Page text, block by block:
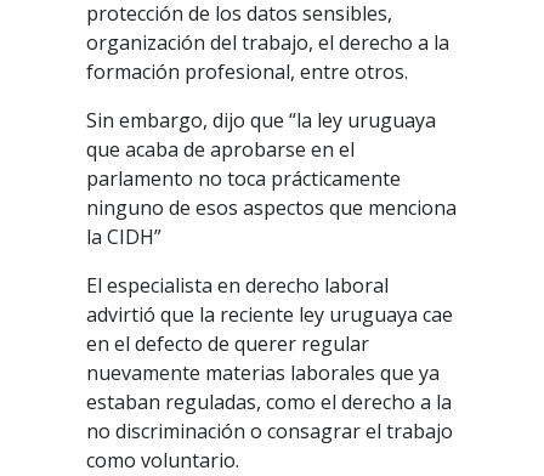
protección de los datos sensibles,
organización del trabajo, el derecho a la
formación profesional, entre otros.
Sin embargo, dijo que “la ley uruguaya
que acaba de aprobarse en el
parlamento no toca prácticamente
ninguno de esos aspectos que menciona
la CIDH”
El especialista en derecho laboral
advirtió que la reciente ley uruguaya cae
en el defecto de querer regular
nuevamente materias laborales que ya
estaban reguladas, como el derecho a la
no discriminación o consagrar el trabajo
como voluntario.